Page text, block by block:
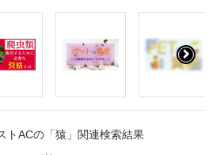
トACの「猿」関連検索結果